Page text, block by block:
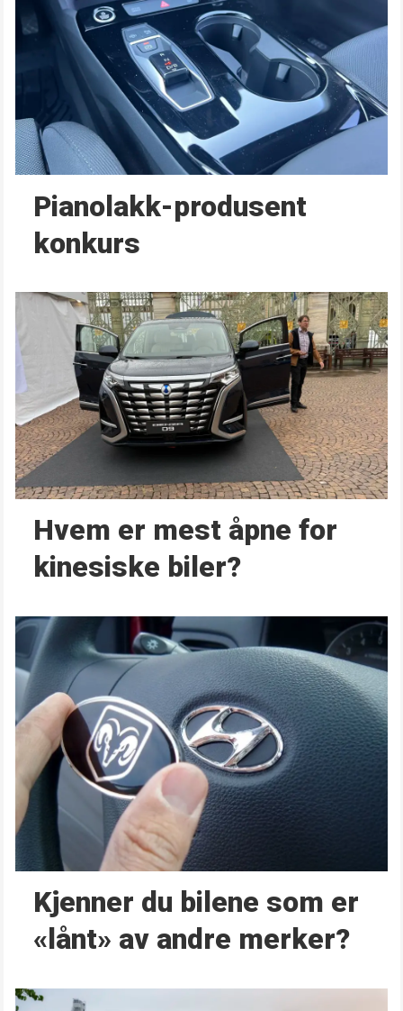
Pianolakk-produsent
konkurs
Hvem er mest åpne for
kinesiske biler?
Kjenner du bilene som er
«lånt» av andre merker?